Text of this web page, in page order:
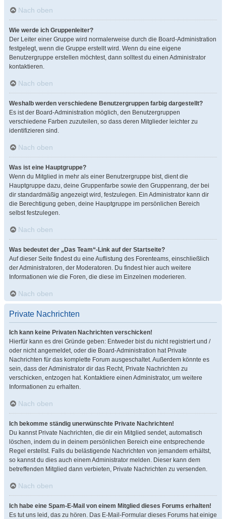
Nach oben
Wie werde ich Gruppenleiter?
Der Leiter einer Gruppe wird normalerweise durch die Board-Administration
festgelegt, wenn die Gruppe erstellt wird. Wenn du eine eigene
Benutzergruppe erstellen möchtest, dann solltest du einen Administrator
kontaktieren.
Nach oben
Weshalb werden verschiedene Benutzergruppen farbig dargestellt?
Es ist der Board-Administration möglich, den Benutzergruppen
verschiedene Farben zuzuteilen, so dass deren Mitglieder leichter zu
identifizieren sind.
Nach oben
Was ist eine Hauptgruppe?
Wenn du Mitglied in mehr als einer Benutzergruppe bist, dient die
Hauptgruppe dazu, deine Gruppenfarbe sowie den Gruppenrang, der bei
dir standardmäßig angezeigt wird, festzulegen. Ein Administrator kann dir
die Berechtigung geben, deine Hauptgruppe im persönlichen Bereich
selbst festzulegen.
Nach oben
Was bedeutet der „Das Team“-Link auf der Startseite?
Auf dieser Seite findest du eine Auflistung des Forenteams, einschließlich
der Administratoren, der Moderatoren. Du findest hier auch weitere
Informationen wie die Foren, die diese im Einzelnen moderieren.
Nach oben
Private Nachrichten
Ich kann keine Privaten Nachrichten verschicken!
Hierfür kann es drei Gründe geben: Entweder bist du nicht registriert und /
oder nicht angemeldet, oder die Board-Administration hat Private
Nachrichten für das komplette Forum ausgeschaltet. Außerdem könnte es
sein, dass der Administrator dir das Recht, Private Nachrichten zu
verschicken, entzogen hat. Kontaktiere einen Administrator, um weitere
Informationen zu erhalten.
Nach oben
Ich bekomme ständig unerwünschte Private Nachrichten!
Du kannst Private Nachrichten, die dir ein Mitglied sendet, automatisch
löschen, indem du in deinem persönlichen Bereich eine entsprechende
Regel erstellst. Falls du belästigende Nachrichten von jemandem erhältst,
so kannst du dies auch einem Administrator melden. Dieser kann dem
betreffenden Mitglied dann verbieten, Private Nachrichten zu versenden.
Nach oben
Ich habe eine Spam-E-Mail von einem Mitglied dieses Forums erhalten!
Es tut uns leid, das zu hören. Das E-Mail-Formular dieses Forums hat einige